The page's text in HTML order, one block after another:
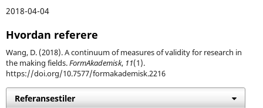
2018-04-04
Hvordan referere
Wang, D. (2018). A continuum of measures of validity for research in
the making fields.FormAkademisk, 11(1).
https://doi.org/10.7577/formakademisk.2216
Referansestiler